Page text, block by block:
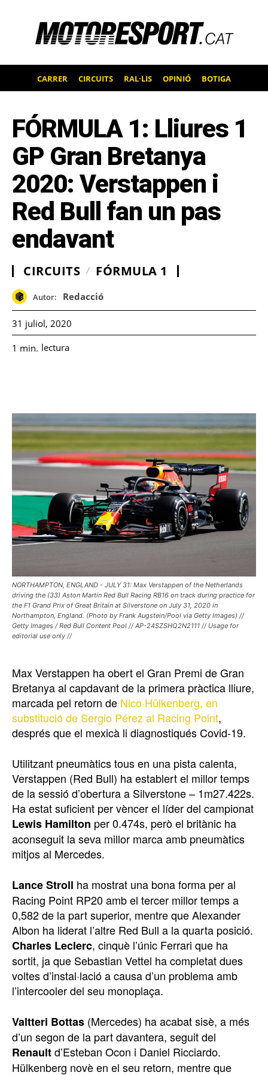
CARRER CIRCUITS RAL·LIS OPINIÓ BOTIGA
FÓRMULA 1: Lliures 1
GP Gran Bretanya
2020: Verstappen i
Red Bull fan un pas
endavant
CIRCUITS FÓRMULA 1
Autor: Redacció
31 juliol, 2020
1 min. lectura
NORTHAMPTON, ENGLAND - JULY 31: Max Verstappen of the Netherlands
driving the (33) Aston Martin Red Bull Racing RB16 on track during practice for
the F1 Grand Prix of Great Britain at Silverstone on July 31, 2020 in
Northampton, England. (Photo by Frank Augstein/Pool via Getty Images) //
Getty Images / Red Bull Content Pool // AP-24SZSHQ2N2111 // Usage for
editorial use only //
Max Verstappen ha obert el Gran Premi de Gran
Bretanya al capdavant de la primera pràctica lliure,
marcada pel retorn de Nico Hülkenberg, en
substitució de Sergio Pérez al Racing Point,
després que el mexicà li diagnostiqués Covid-19.
Utilitzant pneumàtics tous en una pista calenta,
Verstappen (Red Bull) ha establert el millor temps
de la sessió d’obertura a Silverstone – 1m27.422s.
Ha estat suficient per vèncer el líder del campionat
Lewis Hamilton per 0.474s, però el britànic ha
aconseguit la seva millor marca amb pneumàtics
mitjos al Mercedes.
Lance Stroll ha mostrat una bona forma per al
Racing Point RP20 amb el tercer millor temps a
0,582 de la part superior, mentre que Alexander
Albon ha liderat l’altre Red Bull a la quarta posició.
Charles Leclerc, cinquè l’únic Ferrari que ha
sortit, ja que Sebastian Vettel ha completat dues
voltes d’instal·lació a causa d’un problema amb
l’intercooler del seu monoplaça.
Valtteri Bottas (Mercedes) ha acabat sisè, a més
d’un segon de la part davantera, seguit del
Renaultd’Esteban Ocon i Daniel Ricciardo.
Hülkenberg novè en el seu retorn, mentre que